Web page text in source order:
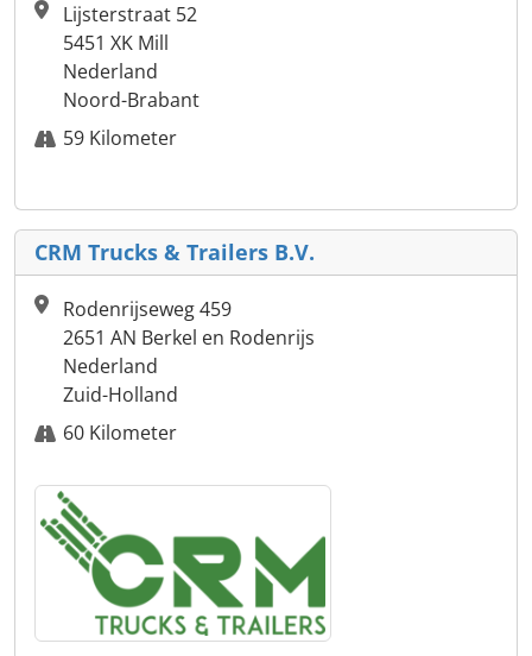
Lijsterstraat 52
5451 XK Mill
Nederland
Noord-Brabant
59 Kilometer
CRM Trucks & Trailers B.V.
Rodenrijseweg 459
2651 AN Berkel en Rodenrijs
Nederland
Zuid-Holland
60 Kilometer